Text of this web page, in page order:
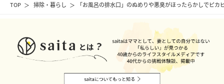
TOP 掃除・暮らし 「お風呂の排水口」のぬめりや悪臭がほったらかしでピ